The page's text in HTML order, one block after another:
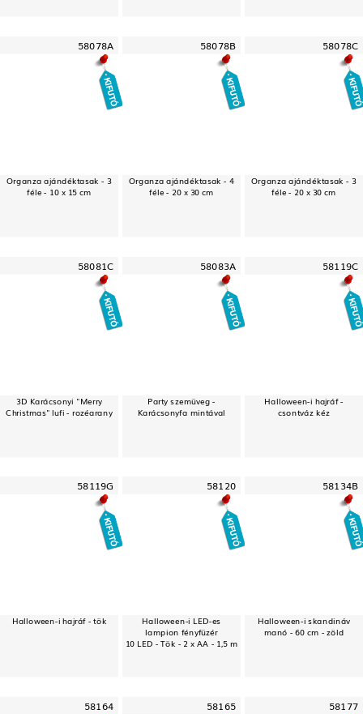
58078A
Organza ajándéktasak - 3
féle - 10 x 15 cm
58078B
Organza ajándéktasak - 4
féle - 20 x 30 cm
58078C
Organza ajándéktasak - 3
féle - 20 x 30 cm
58081C
3D Karácsonyi "Merry
Christmas" lufi - rozéarany
58083A
Party szemüveg -
Karácsonyfa mintával
58119C
Halloween-i hajráf -
csontváz kéz
58119G
Halloween-i hajráf - tök
58120
Halloween-i LED-es
lampion fényfüzér
10 LED - Tök - 2 x AA - 1,5 m
58134B
Halloween-i skandináv
manó - 60 cm - zöld
58164 58165 58177